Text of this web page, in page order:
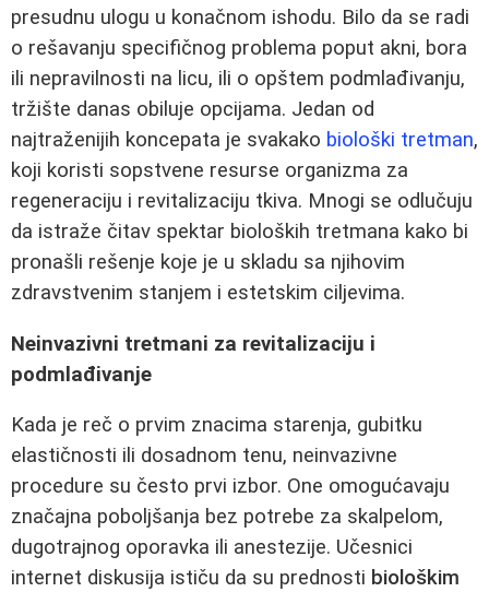
presudnu ulogu u konačnom ishodu. Bilo da se radi
o rešavanju specifičnog problema poput akni, bora
ili nepravilnosti na licu, ili o opštem podmlađivanju,
tržište danas obiluje opcijama. Jedan od
najtraženijih koncepata je svakako biološki tretman,
koji koristi sopstvene resurse organizma za
regeneraciju i revitalizaciju tkiva. Mnogi se odlučuju
da istraže čitav spektar bioloških tretmana kako bi
pronašli rešenje koje je u skladu sa njihovim
zdravstvenim stanjem i estetskim ciljevima.
Neinvazivni tretmani za revitalizaciju i
podmlađivanje
Kada je reč o prvim znacima starenja, gubitku
elastičnosti ili dosadnom tenu, neinvazivne
procedure su često prvi izbor. One omogućavaju
značajna poboljšanja bez potrebe za skalpelom,
dugotrajnog oporavka ili anestezije. Učesnici
internet diskusija ističu da su prednosti biološkim